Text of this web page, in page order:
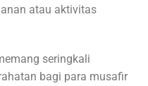
atau aktivitas
seringkali
bagi para musafir